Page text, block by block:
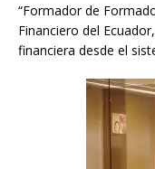
“Formador de
Financiero del
financiera desde el